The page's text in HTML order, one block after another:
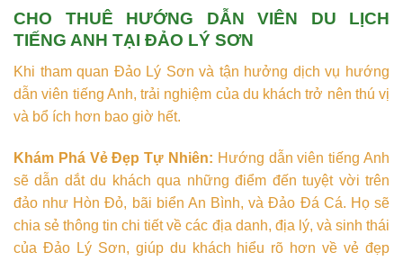
CHO THUÊ HƯỚNG DẪN VIÊN DU LỊCH
TIẾNG ANH TẠI ĐẢO LÝ SƠN
Khi tham quan Đảo Lý Sơn và tận hưởng dịch vụ hướng
dẫn viên tiếng Anh, trải nghiệm của du khách trở nên thú vị
và bổ ích hơn bao giờ hết.
Khám Phá Vẻ Đẹp Tự Nhiên: Hướng dẫn viên tiếng Anh
sẽ dẫn dắt du khách qua những điểm đến tuyệt vời trên
đảo như Hòn Đỏ, bãi biển An Bình, và Đảo Đá Cá. Họ sẽ
chia sẻ thông tin chi tiết về các địa danh, địa lý, và sinh thái
của Đảo Lý Sơn, giúp du khách hiểu rõ hơn về vẻ đẹp